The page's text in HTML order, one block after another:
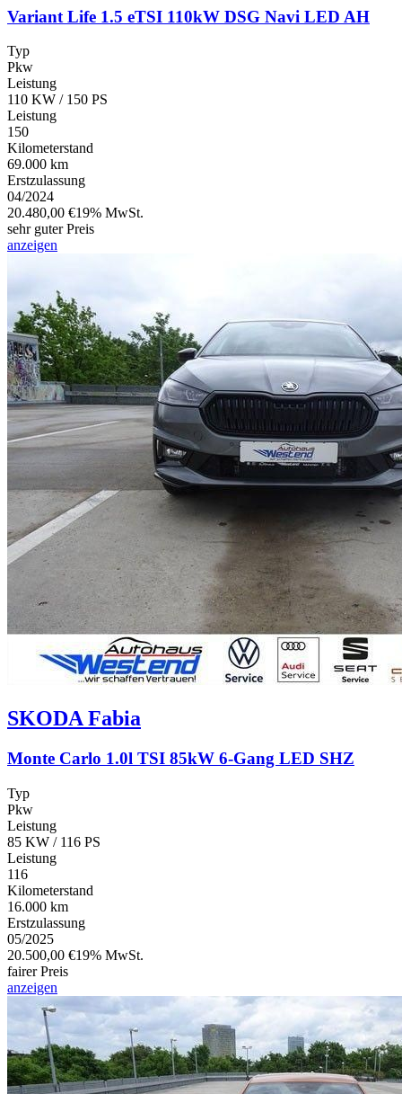
Variant Life 1.5 eTSI 110kW DSG Navi LED AH
Typ
Pkw
Leistung
110 KW / 150 PS
Leistung
150
Kilometerstand
69.000 km
Erstzulassung
04/2024
20.480,00 €19% MwSt.
sehr guter Preis
anzeigen
SKODA Fabia
Monte Carlo 1.0l TSI 85kW 6-Gang LED SHZ
Typ
Pkw
Leistung
85 KW / 116 PS
Leistung
116
Kilometerstand
16.000 km
Erstzulassung
05/2025
20.500,00 €19% MwSt.
fairer Preis
anzeigen